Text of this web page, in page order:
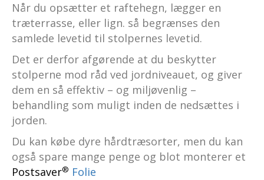
Når du opsætter et raftehegn, lægger en
træterrasse, eller lign. så begrænses den
samlede levetid til stolpernes levetid.
Det er derfor afgørende at du beskytter
stolperne mod råd ved jordniveauet, og giver
dem en så effektiv – og miljøvenlig –
behandling som muligt inden de nedsættes i
jorden.
Du kan købe dyre hårdtræsorter, men du kan
også spare mange penge og blot monterer et
Postsaver® Folie